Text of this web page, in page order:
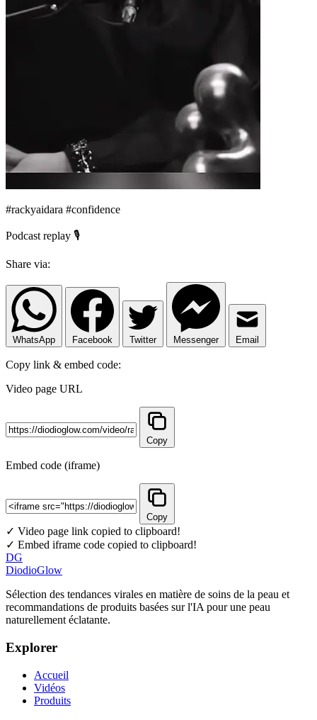
#rackyaidara #confidence
Podcast replay 🎙️
Share via:
WhatsApp Facebook Twitter Messenger Email
Copy link & embed code:
Video page URL
Copy
Embed code (iframe)
Copy
✓ Video page link copied to clipboard!
✓ Embed iframe code copied to clipboard!
DG
DiodioGlow
Sélection des tendances virales en matière de soins de la peau et
recommandations de produits basées sur l'IA pour une peau
naturellement éclatante.
Explorer
Accueil
Vidéos
Produits